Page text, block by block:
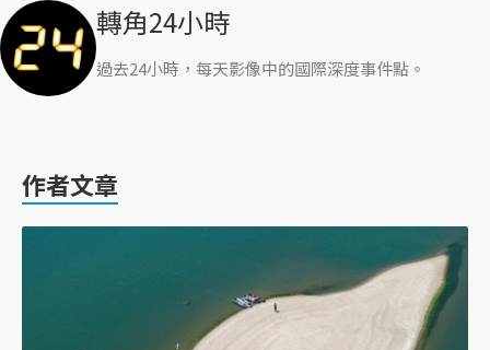
轉角24小時
過去24小時，每天影像中的國際深度事件點。
作者文章